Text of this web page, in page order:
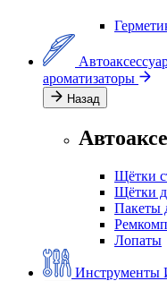
ароматизаторы
Назад
Щётки
Щётки
Пакеты
Лопаты
Инструменты